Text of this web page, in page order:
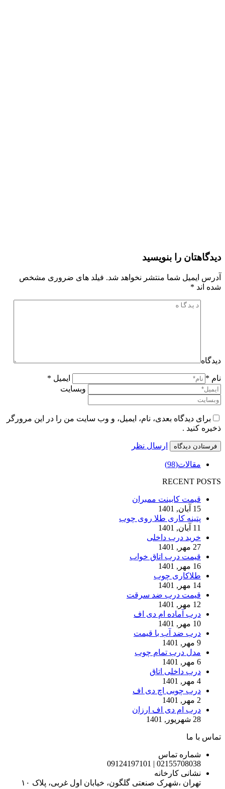
دیدگاهتان را بنویسید
آدرس ایمیل شما منتشر نخواهد شد. فیلد های ضروری مشخص
شده اند *
دیدگاه
نام *
ایمیل *
وبسایت
برای دیدگاه بعدی، نام، ایمیل، و وب سایت من را در این مرورگر
ذخیره کنید .
ارسال نظر
مقالات(98)
RECENT POSTS
قیمت کابینت ممبران
15 آبان, 1401
پتینه کاری طلا روی چوب
11 آبان, 1401
خرید درب داخلی
27 مهر, 1401
قیمت درب اتاق خواب
16 مهر, 1401
طلاکاری چوب
14 مهر, 1401
قیمت درب ضد سرقت
12 مهر, 1401
درب آماده ام دی اف
10 مهر, 1401
درب ضد آب با قیمت
9 مهر, 1401
مدل درب تمام چوب
6 مهر, 1401
درب داخلی اتاق
4 مهر, 1401
درب چوبی اچ دی اف
2 مهر, 1401
درب ام دی اف ارزان
28 شهریور, 1401
تماس با ما
شماره تماس
02155708038 | 09124197101
نشانی کارخانه
تهران ،شهرک صنعتی گلگون، خیابان اول غربی، پلاک ۱۰